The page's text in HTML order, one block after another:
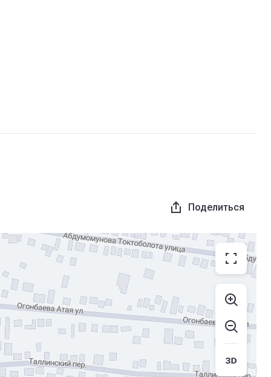
Поделиться